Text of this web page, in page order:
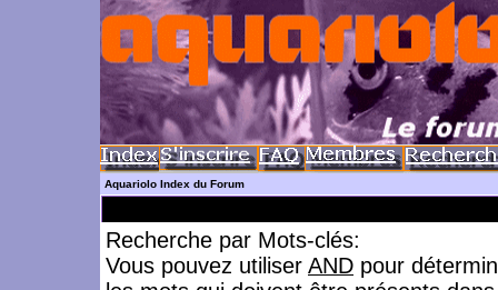
Aquariolo Index du Forum
Recherche par Mots-clés:
Vous pouvez utiliser AND pour